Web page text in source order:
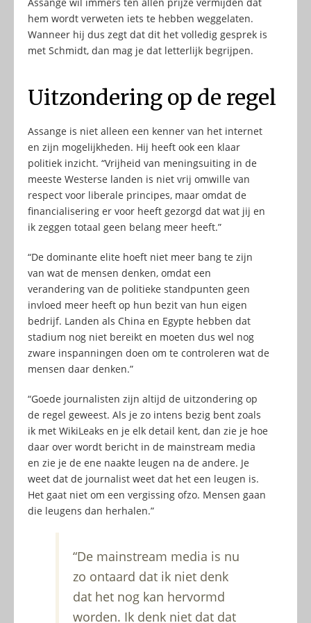
hem wordt verweten iets te hebben weggelaten.
Wanneer hij dus zegt dat dit het volledig gesprek is
met Schmidt, dan mag je dat letterlijk begrijpen.
Uitzondering op de regel
Assange is niet alleen een kenner van het internet
en zijn mogelijkheden. Hij heeft ook een klaar
politiek inzicht. “Vrijheid van meningsuiting in de
meeste Westerse landen is niet vrij omwille van
respect voor liberale principes, maar omdat de
financialisering er voor heeft gezorgd dat wat jij en
ik zeggen totaal geen belang meer heeft.”
“De dominante elite hoeft niet meer bang te zijn
van wat de mensen denken, omdat een
verandering van de politieke standpunten geen
invloed meer heeft op hun bezit van hun eigen
bedrijf. Landen als China en Egypte hebben dat
stadium nog niet bereikt en moeten dus wel nog
zware inspanningen doen om te controleren wat de
mensen daar denken.”
“Goede journalisten zijn altijd de uitzondering op
de regel geweest. Als je zo intens bezig bent zoals
ik met WikiLeaks en je elk detail kent, dan zie je hoe
daar over wordt bericht in de mainstream media
en zie je de ene naakte leugen na de andere. Je
weet dat de journalist weet dat het een leugen is.
Het gaat niet om een vergissing ofzo. Mensen gaan
die leugens dan herhalen.”
“De mainstream media is nu
zo ontaard dat ik niet denk
dat het nog kan hervormd
worden. Ik denk niet dat dat